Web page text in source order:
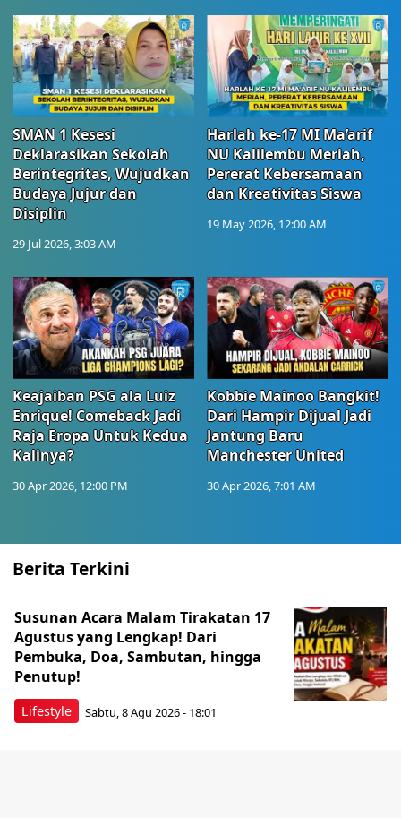
SMAN 1 Kesesi
Deklarasikan Sekolah
Berintegritas, Wujudkan
Budaya Jujur dan
Disiplin
29 Jul 2026, 3:03 AM
Harlah ke-17 MI Ma’arif
NU Kalilembu Meriah,
Pererat Kebersamaan
dan Kreativitas Siswa
19 May 2026, 12:00 AM
Keajaiban PSG ala Luiz
Enrique! Comeback Jadi
Raja Eropa Untuk Kedua
Kalinya?
30 Apr 2026, 12:00 PM
Kobbie Mainoo Bangkit!
Dari Hampir Dijual Jadi
Jantung Baru
Manchester United
30 Apr 2026, 7:01 AM
Berita Terkini
Lifestyle
Susunan Acara Malam Tirakatan 17
Agustus yang Lengkap! Dari
Pembuka, Doa, Sambutan, hingga
Penutup!
Sabtu, 8 Agu 2026 - 18:01